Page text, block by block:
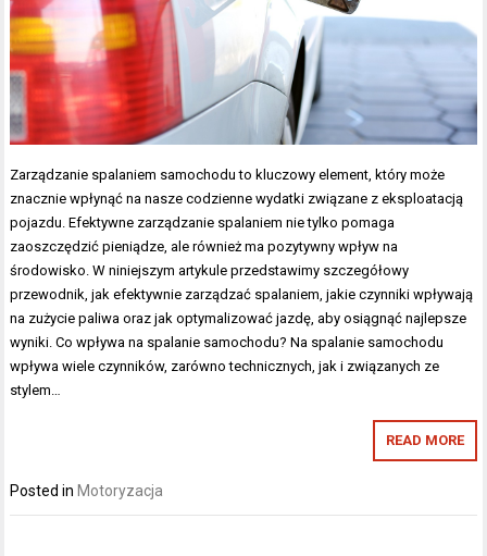
Zarządzanie spalaniem samochodu to kluczowy element, który może
znacznie wpłynąć na nasze codzienne wydatki związane z eksploatacją
pojazdu. Efektywne zarządzanie spalaniem nie tylko pomaga
zaoszczędzić pieniądze, ale również ma pozytywny wpływ na
środowisko. W niniejszym artykule przedstawimy szczegółowy
przewodnik, jak efektywnie zarządzać spalaniem, jakie czynniki wpływają
na zużycie paliwa oraz jak optymalizować jazdę, aby osiągnąć najlepsze
wyniki. Co wpływa na spalanie samochodu? Na spalanie samochodu
wpływa wiele czynników, zarówno technicznych, jak i związanych ze
stylem…
READ MORE
Posted in Motoryzacja